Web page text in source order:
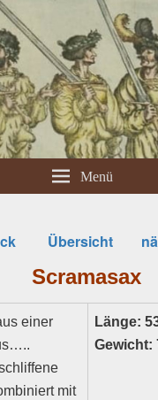
Menü
Übersicht
Scramasax
einer
mit
Länge:
Gewicht: